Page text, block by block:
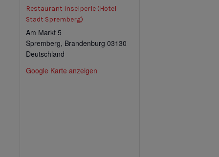
Restaurant Inselperle (Hotel
Stadt Spremberg)
Am Markt 5
Spremberg, Brandenburg 03130
Deutschland
Google Karte anzeigen